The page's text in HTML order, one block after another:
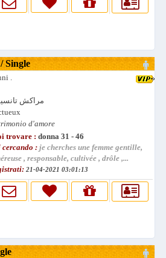
Single
.
مراكش
d'amore
trovare : donna 31 - 46
cercando : je cherches une femme gentille,
, responsable, cultivée , drôle ,...
21-04-2021 03:01:13